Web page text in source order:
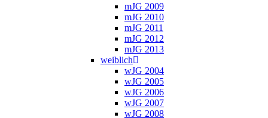
mJG 2009
mJG 2010
mJG 2011
mJG 2012
mJG 2013
weiblich
wJG 2004
wJG 2005
wJG 2006
wJG 2007
wJG 2008